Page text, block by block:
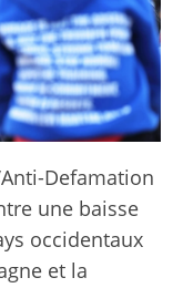
Defamation
une baisse
occidentaux
et la